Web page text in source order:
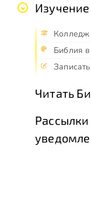
Библия в
Читать
Рассылки